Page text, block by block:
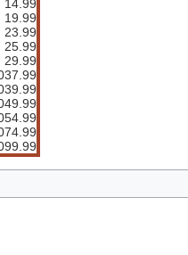
14.99
19.99
23.99
25.99
29.99
37.99
39.99
49.99
54.99
74.99
99.99